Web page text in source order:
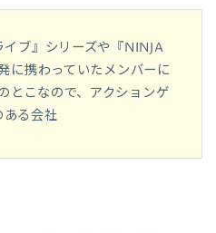
ブ』シリーズや『NINJA
に携わっていたメンバーに
とこなので、アクションゲ
る会社